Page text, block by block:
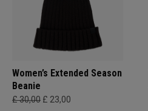
Women’s Extended Season
Beanie
£ 30,00 £ 23,00